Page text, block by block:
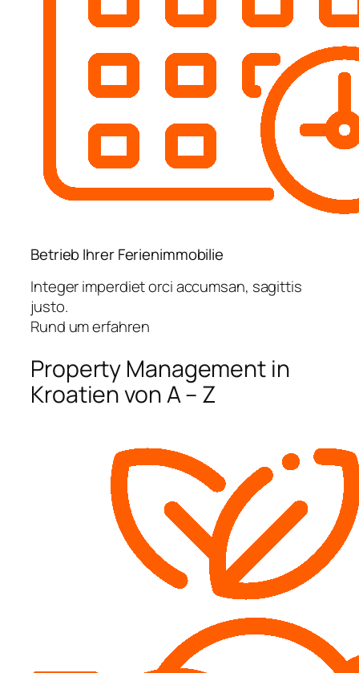
Betrieb Ihrer Ferienimmobilie
Integer imperdiet orci accumsan, sagittis
justo.
Rund um erfahren
Property Management in
Kroatien von A – Z